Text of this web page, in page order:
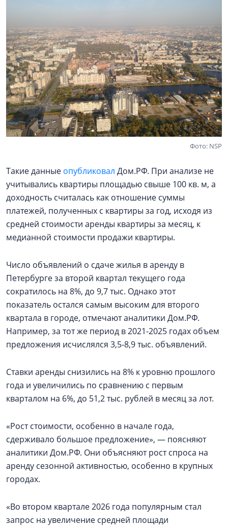
Фото: NSP
Такие данные опубликовал Дом.РФ. При анализе не
учитывались квартиры площадью свыше 100 кв. м, а
доходность считалась как отношение суммы
платежей, полученных с квартиры за год, исходя из
средней стоимости аренды квартиры за месяц, к
медианной стоимости продажи квартиры.
Число объявлений о сдаче жилья в аренду в
Петербурге за второй квартал текущего года
сократилось на 8%, до 9,7 тыс. Однако этот
показатель остался самым высоким для второго
квартала в городе, отмечают аналитики Дом.РФ.
Например, за тот же период в 2021-2025 годах объем
предложения исчислялся 3,5-8,9 тыс. объявлений.
Ставки аренды снизились на 8% к уровню прошлого
года и увеличились по сравнению с первым
кварталом на 6%, до 51,2 тыс. рублей в месяц за лот.
«Рост стоимости, особенно в начале года,
сдерживало большое предложение», — поясняют
аналитики Дом.РФ. Они объясняют рост спроса на
аренду сезонной активностью, особенно в крупных
городах.
«Во втором квартале 2026 года популярным стал
запрос на увеличение средней площади